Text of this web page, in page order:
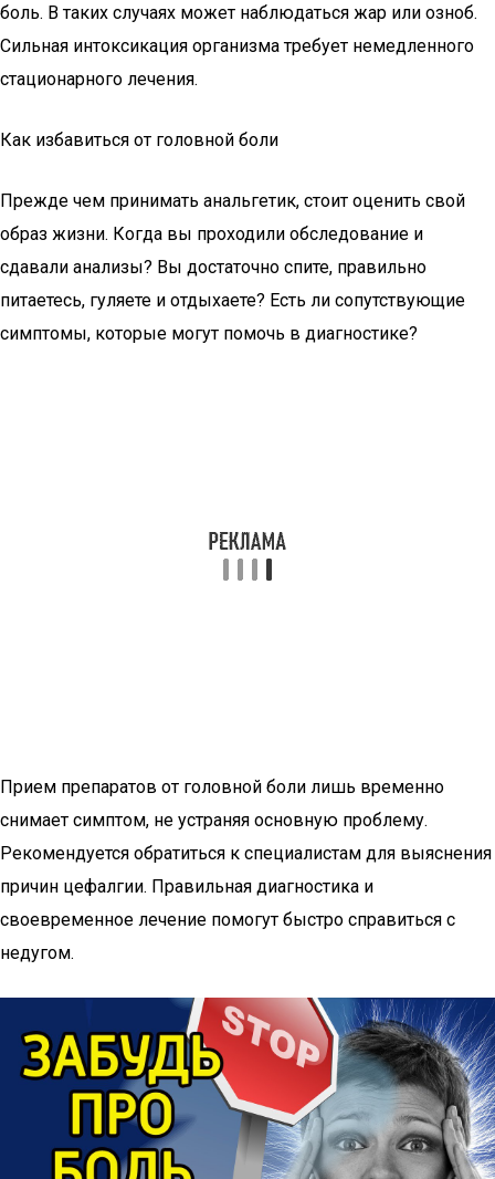
боль. В таких случаях может наблюдаться жар или озноб.
Сильная интоксикация организма требует немедленного
стационарного лечения.
Как избавиться от головной боли
Прежде чем принимать анальгетик, стоит оценить свой
образ жизни. Когда вы проходили обследование и
сдавали анализы? Вы достаточно спите, правильно
питаетесь, гуляете и отдыхаете? Есть ли сопутствующие
симптомы, которые могут помочь в диагностике?
Прием препаратов от головной боли лишь временно
снимает симптом, не устраняя основную проблему.
Рекомендуется обратиться к специалистам для выяснения
причин цефалгии. Правильная диагностика и
своевременное лечение помогут быстро справиться с
недугом.